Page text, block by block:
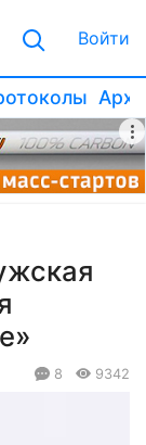
Войти
8 9342